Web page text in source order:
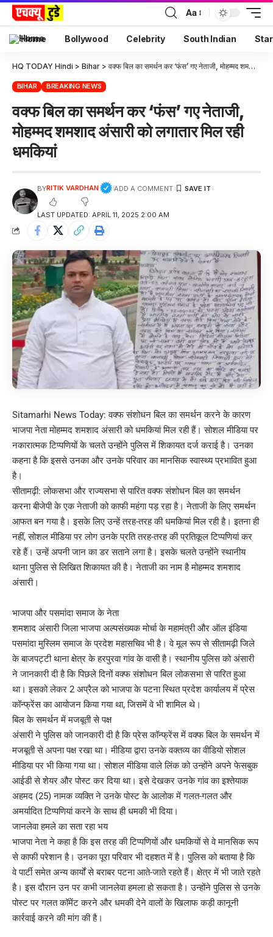
Aa
Home Bollywood Celebrity South Indian
HQ TODAY Hindi > Bihar > वक्फ बिल का समर्थन कर ‘फंस’ गए नेताजी, मोहम्मद शमशाद अंसारी को लगातार मिल रही धमकियां
BIHAR BREAKING NEWS
वक्फ बिल का समर्थन कर ‘फंस’ गए नेताजी,
मोहम्मद शमशाद अंसारी को लगातार मिल रही
धमकियां
LAST UPDATED: APRIL 11, 2025 2:00 AM
BYRITIK VARDHAN ADD A COMMENT
Sitamarhi News Today: वक्फ संशोधन बिल का समर्थन करने के कारण
भाजपा नेता मोहम्मद शमशाद अंसारी को धमकियां मिल रही हैं। सोशल मीडिया पर
नकारात्मक टिप्पणियों के चलते उन्होंने पुलिस में शिकायत दर्ज कराई है। उनका
कहना है कि इससे उनका और उनके परिवार का मानसिक स्वास्थ्य प्रभावित हुआ
है।
सीतामढ़ी: लोकसभा और राज्यसभा से पारित वक्फ संशोधन बिल का समर्थन
करना बीजेपी के एक नेताजी को काफी महंगा पड़ रहा है। नेताजी के लिए समर्थन
आफत बन गया है। इसके लिए उन्हें तरह-तरह की धमकियां मिल रही है। इतना ही
नहीं, सोशल मीडिया पर लोग उनके प्रति तरह-तरह की प्रतिकूल टिप्पणियां कर
रहे हैं। उन्हें अपनी जान का डर सताने लगा है। इसके चलते उन्होंने स्थानीय
थाना पुलिस से लिखित शिकायत की है। नेताजी का नाम है मोहम्मद शमशाद
अंसारी।
भाजपा और पसमांदा समाज के नेता
शमशाद अंसारी जिला भाजपा अल्पसंख्यक मोर्चा के महामंत्री और ऑल इंडिया
पसमांदा मुस्लिम समाज के प्रदेश महासचिव भी है। वे मूल रूप से सीतामढ़ी जिले
के बाजपट्टी थाना क्षेत्र के हरपुरवा गांव के वासी है। स्थानीय पुलिस को अंसारी
ने जानकारी दी है कि पिछले दिनों वक्फ संशोधन बिल लोकसभा से पारित हुआ
था। इसको लेकर 2 अप्रैल को भाजपा के पटना स्थित प्रदेश कार्यालय में प्रेस
कॉन्फ्रेंस का आयोजन किया गया था, जिसमें वे भी शामिल थे।
बिल के समर्थन में मजबूती से पक्ष
अंसारी ने पुलिस को जानकारी दी है कि प्रेस कॉन्फ्रेंस में वक्फ बिल के समर्थन में
मजबूती से अपना पक्ष रखा था। मीडिया द्वारा उनके वक्तव्य का वीडियो सोशल
मीडिया पर भी किया गया था। सोशल मीडिया वाले लिंक को उन्होंने अपने फेसबुक
आईडी से शेयर और पोस्ट कर दिया था। इसे देखकर उनके गांव का इश्तेयाक
अहमद (25) नामक व्यक्ति ने उनके पोस्ट के आलोक में गलत-गलत और
अमर्यादित टिप्पणियां करने के साथ ही धमकी भी दिया।
जानलेवा हमले का सता रहा भय
भाजपा नेता ने कहा है कि इस तरह की टिप्पणियों और धमकियों से वे मानसिक रूप
से काफी परेशान है। उनका पूरा परिवार भी दहशत में है। पुलिस को बताया है कि
वे पार्टी समेत अन्य कार्यों से बराबर पटना आते-जाते रहते हैं। क्षेत्र में भी जाते रहते
है। इस दौरान उन पर कभी जानलेवा हमला हो सकता है। उन्होंने पुलिस से उनके
पोस्ट पर गलत कॉमेंट करने और धमकी देने वालों के खिलाफ कड़ी कानूनी
कार्रवाई करने की मांग की है।